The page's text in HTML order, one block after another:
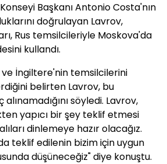
Başkanı Antonio Costa'nın
doğrulayan Lavrov,
Rus temsilcileriyle Moskova'da
kullandı.
İngiltere'nin temsilcilerini
belirten Lavrov, bu
söyledi. Lavrov,
yapıcı bir şey teklif etmesi
dinlemeye hazır olacağız.
teklif edilenin bizim için uygun
düşüneceğiz" diye konuştu.